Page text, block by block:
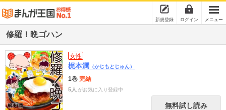
新規登録 ログイン メニュー
修羅！晩ゴハン
女性
梶本潤 （かじもとじゅん）
1巻 完結
5人 がお気に入り登録中
無料試し読み